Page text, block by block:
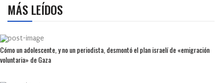
MÁS LEÍDOS
Cómo un adolescente, y no un periodista, desmontó el plan israelí de «emigración
voluntaria» de Gaza